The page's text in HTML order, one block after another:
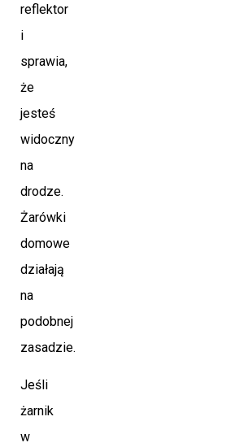
reflektor
i
sprawia,
że
jesteś
widoczny
na
drodze.
Żarówki
domowe
działają
na
podobnej
zasadzie.
Jeśli
żarnik
w